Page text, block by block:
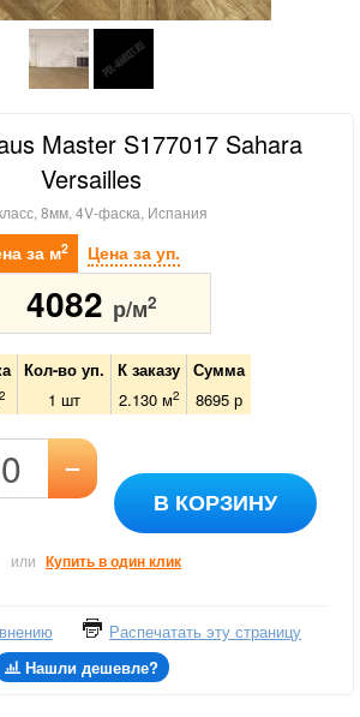
Master S177017 Sahara
Versailles
8мм, 4V-фаска, Испания
за м2 Цена за уп.
4082 р/м2
Кол-во уп. К заказу
Сумма
2 1 шт 2.130м2 8695р
–
В КОРЗИНУ
или Купить в один клик
Распечатать эту страницу
Нашли дешевле?